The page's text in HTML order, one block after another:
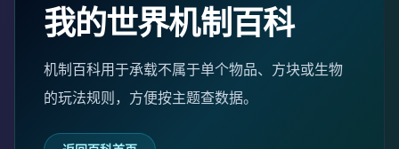
我的世界机制百科
机制百科用于承载不属于单个物品、方块或生物
的玩法规则，方便按主题查数据。